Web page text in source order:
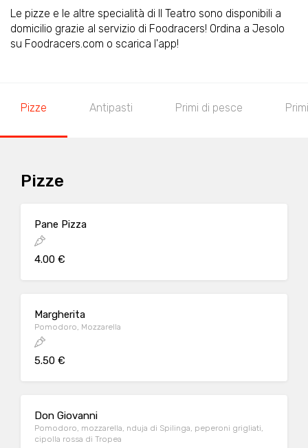
Le pizze e le altre specialità di Il Teatro sono disponibili a
domicilio grazie al servizio di Foodracers! Ordina a Jesolo
su Foodracers.com o scarica l'app!
Pizze Antipasti Primi di pesce
Pizze
Pane Pizza
4.00 €
Margherita
Pomodoro, Mozzarella
5.50 €
Don Giovanni
Pomodoro, mozzarella, nduja di Spilinga, peperoni grigliati,
cipolla rossa di Tropea